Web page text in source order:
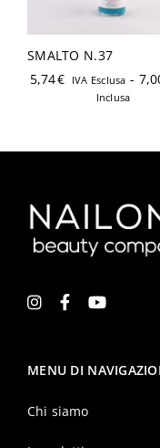
Ricordami
SMALTO N.37
5,74€ IVA Esclusa -
Inclusa
MENU DI
Chi siamo